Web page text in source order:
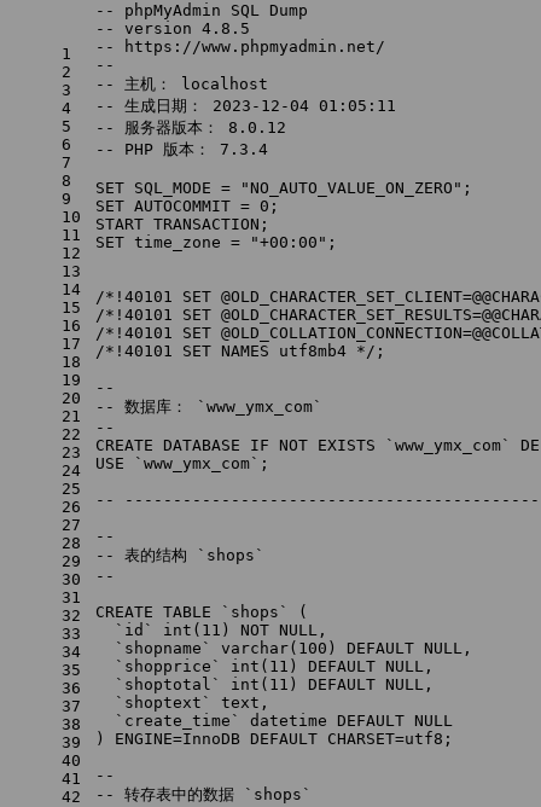
1
2
3
4
5
6
7
8
9
10
11
12
13
14
15
16
17
18
19
20
21
22
23
24
25
26
27
28
29
30
31
32
33
34
35
36
37
38
39
40
41
42
-- phpMyAdmin SQL Dump
-- version 4.8.5
-- https://www.phpmyadmin.net/
--
-- 主机： localhost
-- 生成日期： 2023-12-04 01:05:11
-- 服务器版本： 8.0.12
-- PHP 版本： 7.3.4
SET SQL_MODE = "NO_AUTO_VALUE_ON_ZERO";
SET AUTOCOMMIT = 0 ;
START TRANSACTION;
SET time_zone = "+00:00";
/*!40101 SET
/*!40101 SET
/*!40101 SET
/*!40101 SET NAMES utf8mb4 */ ;
--
-- 数据库： `www_ymx_com`
--
CREATE DATABASE IF NOT EXISTS `www_ymx_com`
USE `www_ymx_com`;
--
--
-- 表的结构 `shops`
--
CREATE TABLE `shops` (
  `id`
int ( 11 ) NOT NULL ,
  `shopname`
varchar( 100 ) DEFAULT NULL ,
  `shopprice`
int ( 11 ) DEFAULT NULL ,
  `shoptotal`
int ( 11 ) DEFAULT NULL ,
  `shoptext` text,
  `create_time` datetime
DEFAULT NULL
) ENGINE=InnoDB DEFAULT CHARSET=utf8;
--
-- 转存表中的数据 `shops`